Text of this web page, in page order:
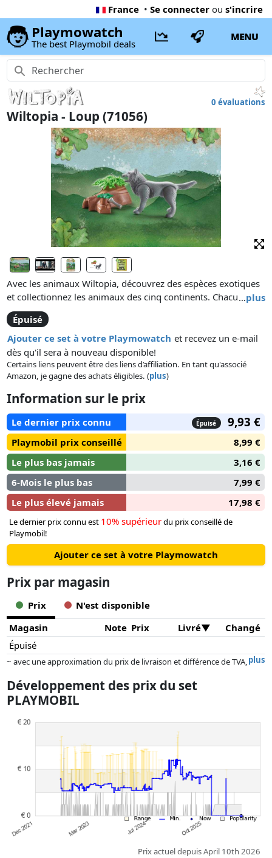
France • Se connecter ou s'incrire
Playmowatch
The best Playmobil deals
MENU
0 évaluations
Wiltopia - Loup (71056)
…plus
Avec les animaux Wiltopia, découvrez des espèces exotiques
et collectionnez les animaux des cinq continents. Chacun des
animaux contient une carte à collectionner pour permettre
aux enfants de découvrir de manière ludique les animaux et
leur milieu naturel.
Épuisé
Ajouter ce set à votre Playmowatch et recevez un e-mail
dès qu'il sera à nouveau disponible!
Certains liens peuvent être des liens d’affiliation. En tant qu'associé
Amazon, je gagne des achats éligibles. (plus)
Information sur le prix
Le dernier prix connu Épuisé 9,93 €
Playmobil prix conseillé
8,99 €
Le plus bas jamais
3,16 €
6-Mois le plus bas
7,99 €
Le plus élevé jamais
17,98 €
Le dernier prix connu est 10% supérieurdu prix conseillé de
Playmobil!
Ajouter ce set à votre Playmowatch
Prix ​​par magasin
Prix
N'est disponible
Magasin
Note Prix Livré
Changé
Épuisé
plus
~ avec une approximation du prix de livraison et différence de TVA,
Les prix et la disponibilité peuvent avoir changé depuis la dernière mise
à jour. L'ordre est purement basé sur le prix, la rémunération des
Développement des prix du set
PLAYMOBIL
Prix actuel depuis April 10th 2026